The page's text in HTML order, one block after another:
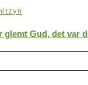
glemt Gud, det var